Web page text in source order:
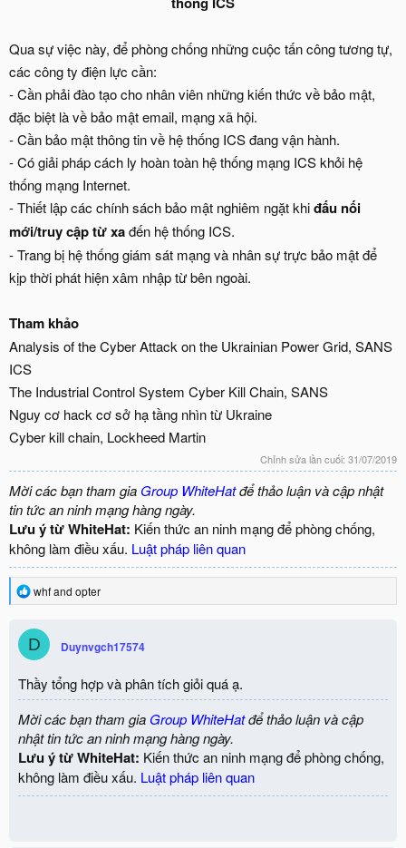
Qua sự việc này, để phòng chống những cuộc tấn công tương tự,
các công ty điện lực cần:
- Cần phải đào tạo cho nhân viên những kiến thức về bảo mật,
đặc biệt là về bảo mật email, mạng xã hội.
- Cần bảo mật thông tin về hệ thống ICS đang vận hành.
- Có giải pháp cách ly hoàn toàn hệ thống mạng ICS khỏi hệ
thống mạng Internet.
- Thiết lập các chính sách bảo mật nghiêm ngặt khiđấu nối
mới/truy cập từ xađến hệ thống ICS.
- Trang bị hệ thống giám sát mạng và nhân sự trực bảo mật để
kịp thời phát hiện xâm nhập từ bên ngoài.
Tham khảo
Analysis of the Cyber Attack on the Ukrainian Power Grid, SANS
ICS
The Industrial Control System Cyber Kill Chain, SANS
Nguy cơ hack cơ sở hạ tầng nhìn từ Ukraine
Cyber kill chain, Lockheed Martin
Chỉnh sửa lần cuối: 31/07/2019
Mời các bạn tham gia Group WhiteHatđể thảo luận và cập nhật
tin tức an ninh mạng hàng ngày.
Lưu ý từ WhiteHat: Kiến thức an ninh mạng để phòng chống,
không làm điều xấu. Luật pháp liên quan
R
e
c
t
i
o
n
:
whfand opter
D Duynvgch17574
Thầy tổng hợp và phân tích giỏi quá ạ.
Mời các bạn tham gia Group WhiteHatđể thảo luận và cập
nhật tin tức an ninh mạng hàng ngày.
Lưu ý từ WhiteHat: Kiến thức an ninh mạng để phòng chống,
không làm điều xấu. Luật pháp liên quan